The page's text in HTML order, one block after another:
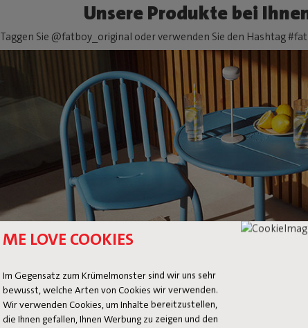
ME LOVE COOKIES
Im Gegensatz zum Krümelmonster sind wir uns sehr
bewusst, welche Arten von Cookies wir verwenden.
Wir verwenden Cookies, um Inhalte bereitzustellen,
die Ihnen gefallen, Ihnen Werbung zu zeigen und den
Unsere Produkte bei
Taggen Sie @fatboy_original oder verwenden Sie den Hashtag